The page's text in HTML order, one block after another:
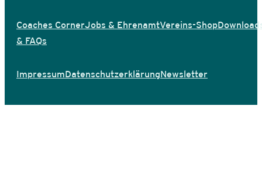
Coaches CornerJobs & EhrenamtVereins-Shop
& FAQs
ImpressumDatenschutzerklärungNewsletter